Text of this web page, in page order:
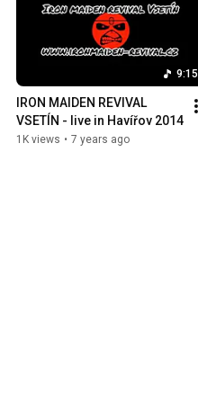
9:15
IRON MAIDEN REVIVAL
VSETÍN - live in Havířov 2014
1K views • 7 years ago